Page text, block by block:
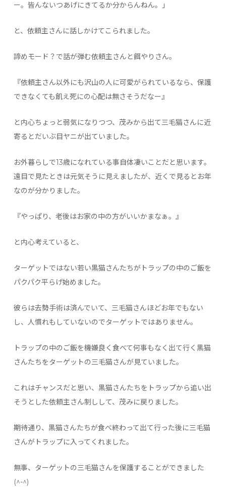
ー。皆んないつあげにきてるか分からんねん。」
と、依頼主さんに話しかけてこられました。
諦めモード？で話が弾む依頼主さんと餌やりさん。
『依頼主さん以外にも沢山の人に可愛がられているなら、保護
できなくても飢え死にの心配は無さそうだなー』
と内心ちょっと弱気になりつつ、茂みから出て三毛猫さんに近
寄るとだいぶ目ヤニが出ていました。
お外暮らしで13歳になれている事自体凄いことだと思います。
遠目で見たときは元気そうに見えましたが、近くで見るとお年
なのが分かりました。
『やっぱり、老後はお家の中の方がいいかまなぁ。』
と内心考えていると、
ターゲットではない若い黒猫さんたちがトラップの中のご飯を
パクパク平らげ始めました。
彼らは去勢手術は済んでいて、三毛猫さんほどお年でもない
し、人慣れもしていないのでターゲットではありません。
トラップの中のご飯を機嫌良く食べて何事もなく出て行く黒猫
さんたちをターゲットの三毛猫さんが見ていました。
これはチャンスだと思い、黒猫さんたちをトラップから追い出
そうとした依頼主さん制しして、茂みに戻りました。
期待通り、黒猫さんたちが食べ終わって出て行った後に三毛猫
さんがトラップに入ってくれました。
無事、ターゲットの三毛猫さんを保護することができました
(^-^)